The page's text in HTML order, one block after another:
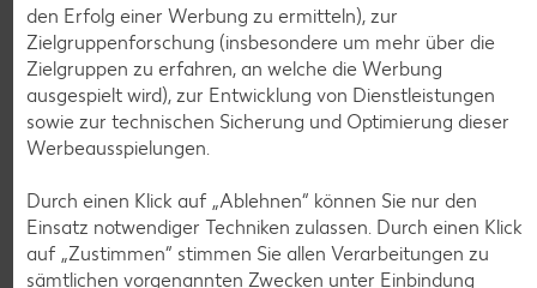
ROYAL ORANGE
-56%
0.69
1.59
Weitere Angebote anzeigen
den Erfolg einer Werbung zu ermitteln), zur
Zielgruppenforschung (insbesondere um mehr über die
Zielgruppen zu erfahren, an welche die Werbung
ausgespielt wird), zur Entwicklung von Dienstleistungen
sowie zur technischen Sicherung und Optimierung dieser
Werbeausspielungen.
Durch einen Klick auf „Ablehnen“ können Sie nur den
Einsatz notwendiger Techniken zulassen. Durch einen Klick
auf „Zustimmen“ stimmen Sie allen Verarbeitungen zu
sämtlichen vorgenannten Zwecken unter Einbindung